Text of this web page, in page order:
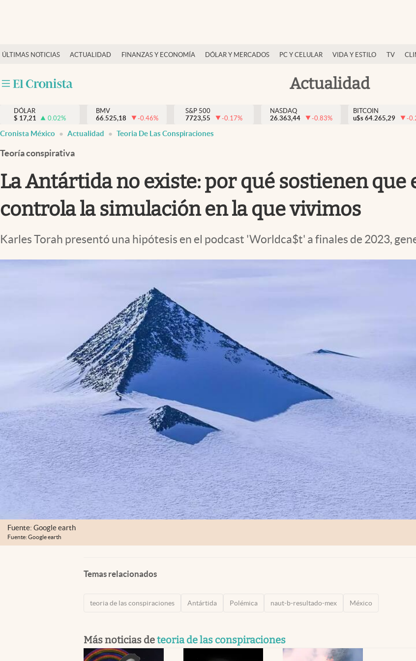
ÚLTIMAS NOTICIAS ACTUALIDAD FINANZAS Y ECONOMÍA DÓLAR Y MERCADOS PC Y CELULAR VIDA Y ESTILO TV
Actualidad
Actualidad
Internacionales
Opinión
Brand Strategy
Vida y estilo
Tv
Espiritualidad
DÓLAR
$ 17,21 0.02%
BMV
66.525,18
-0.46%
S&P 500
7723,55
-0.17%
NASDAQ
26.363,44
-0.83%
BITCOIN
u$s 64.265,29 -
Cronista México Actualidad Teoria De Las Conspiraciones
Teoría conspirativa
La Antártida no existe: por qué sostienen que
controla la simulación en la que vivimos
Karles Torah presentó una hipótesis en el podcast 'Worldca$t' a finales de 2023,
Fuente: Google earth
Fuente: Google earth
Temas relacionados
teoria de las conspiraciones Antártida Polémica naut-b-resultado-mex México
Más noticias deteoria de las conspiraciones